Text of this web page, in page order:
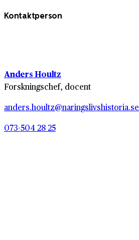
Kontaktperson
Anders Houltz
Forskningschef, docent
anders.houltz@naringslivshistoria.se
073-504 28 25